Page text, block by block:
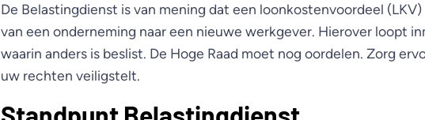
De Belastingdienst is van mening dat een loonkostenvoordeel
van een onderneming naar een nieuwe werkgever. Hierover loopt
waarin anders is beslist. De Hoge Raad moet nog oordelen. Zorg
uw rechten veiligstelt.